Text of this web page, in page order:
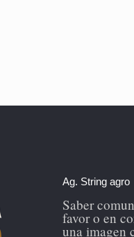
Ag. String agro
Saber
favor o en
una imagen